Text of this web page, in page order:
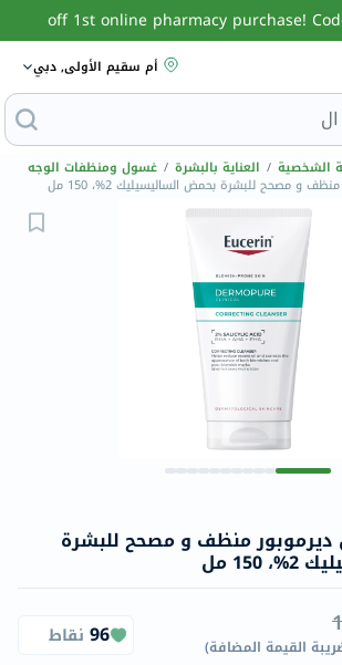
أم سقيم الأولى, دبي
البحث عن مزيل
الشخصية / العناية بالبشرة / غسول ومنظفات الوجه
و مصحح للبشرة بحمض الساليسيليك 2%، 150 مل
منظف و مصحح للبشرة
مل
القيمة المضافة)
96 نقاط